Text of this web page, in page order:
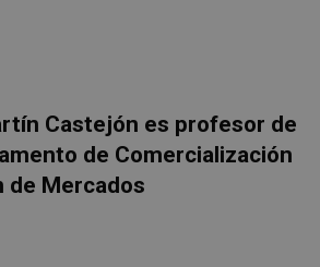
Castejón es profesor de
de Comercialización
de Mercados